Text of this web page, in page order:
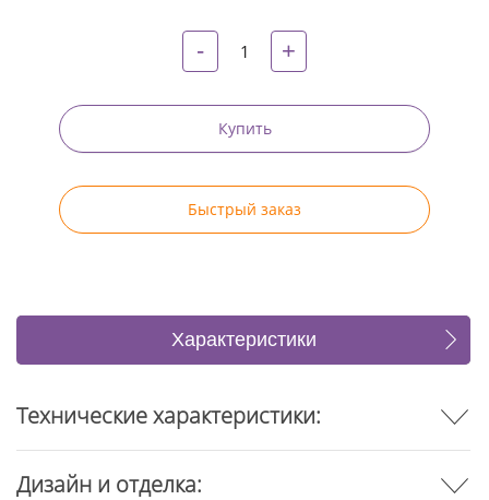
Pinterest
- +
Купить
Быстрый заказ
Характеристики
Отзывы
Технические характеристики:
Дизайн и отделка: